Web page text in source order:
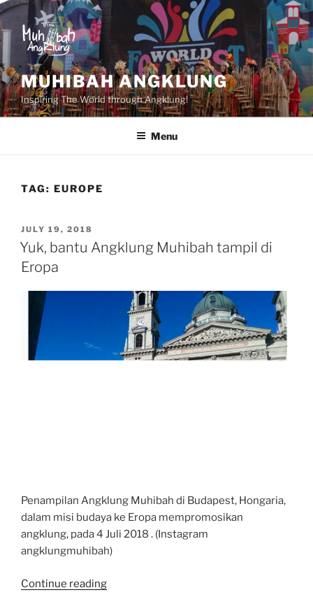
Skip
to
content
MUHIBAH ANGKLUNG
Inspiring The World through Angklung!
Menu
TAG: EUROPE
POSTED
ON
JULY 19, 2018
Yuk, bantu Angklung Muhibah tampil di
Eropa
Penampilan Angklung Muhibah di Budapest, Hongaria,
dalam misi budaya ke Eropa mempromosikan
angklung, pada 4 Juli 2018 . (Instagram
angklungmuhibah)
Continue reading“Yuk,